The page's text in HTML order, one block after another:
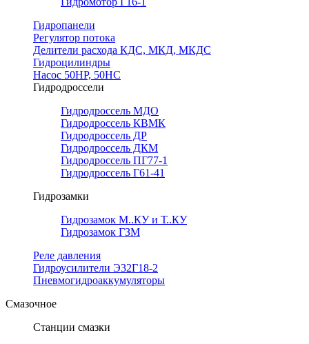
Гидропанели
Регулятор потока
Делители расхода КДС, МКД, МКДС
Гидроцилиндры
Насос 50НР, 50НС
Гидродроссели
Гидродроссель МДО
Гидродроссель КВМК
Гидродроссель ДР
Гидродроссель ДКМ
Гидродроссель ПГ77-1
Гидродроссель Г61-41
Гидрозамки
Гидрозамок М..КУ и Т..КУ
Гидрозамок ГЗМ
Реле давления
Гидроусилители Э32Г18-2
Пневмогидроаккумуляторы
Смазочное
Станции смазки